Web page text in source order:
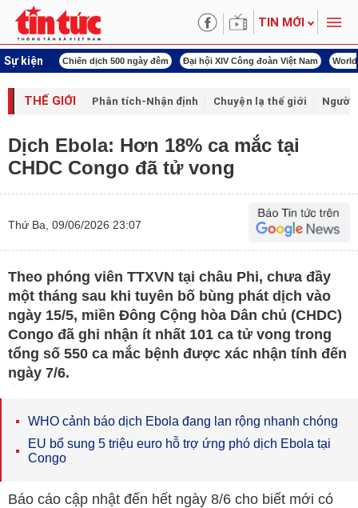
TIN MỚI
Sự kiện
mạng Chiến dịch 500 ngày đêm Đại hội XIV Công đoàn Việt Nam World
THẾ GIỚI Phân tích-Nhận định Chuyện lạ thế giới Người
Dịch Ebola: Hơn 18% ca mắc tại
CHDC Congo đã tử vong
Thứ Ba, 09/06/2026 23:07
Theo phóng viên TTXVN tại châu Phi, chưa đầy
một tháng sau khi tuyên bố bùng phát dịch vào
ngày 15/5, miền Đông Cộng hòa Dân chủ (CHDC)
Congo đã ghi nhận ít nhất 101 ca tử vong trong
tổng số 550 ca mắc bệnh được xác nhận tính đến
ngày 7/6.
WHO cảnh báo dịch Ebola đang lan rộng nhanh chóng
EU bổ sung 5 triệu euro hỗ trợ ứng phó dịch Ebola tại
Congo
Báo cáo cập nhật đến hết ngày 8/6 cho biết mới có